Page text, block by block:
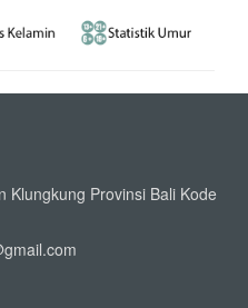
Klungkung Provinsi Bali Kode